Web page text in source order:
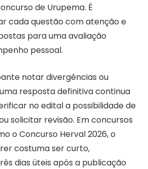
de Urupema. É
cada questão com atenção e
para uma avaliação
pessoal.
notar divergências ou
resposta definitiva continua
no edital a possibilidade de
solicitar revisão. Em concursos
o Concurso Herval 2026, o
costuma ser curto,
dias úteis após a publicação